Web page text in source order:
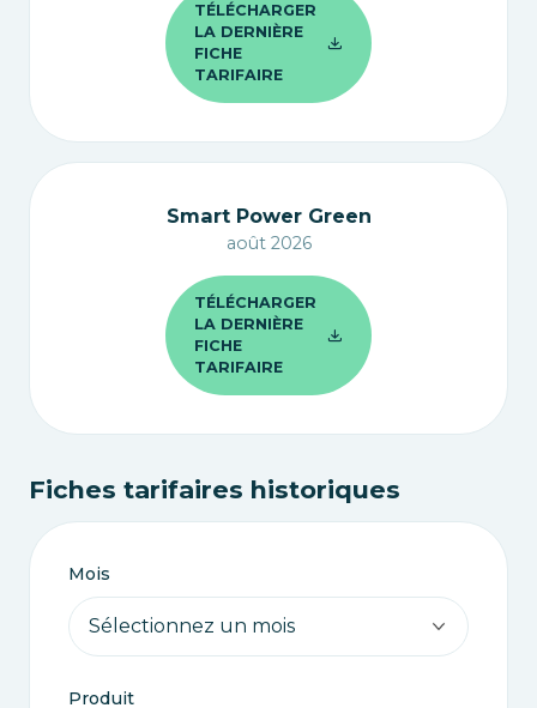
TÉLÉCHARGER
LA DERNIÈRE
FICHE
TARIFAIRE
Smart Power Green
août 2026
TÉLÉCHARGER
LA DERNIÈRE
FICHE
TARIFAIRE
Fiches tarifaires historiques
Mois
Produit